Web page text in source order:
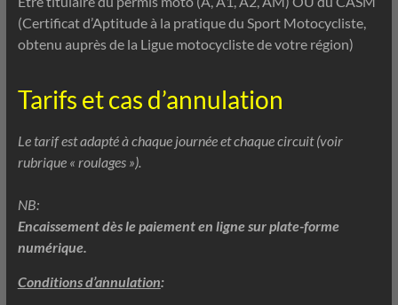
(Certificat d’Aptitude à la pratique du Sport Motocycliste,
obtenu auprès de la Ligue motocycliste de votre région)
Tarifs et cas d’annulation
Le tarif est adapté à chaque journée et chaque circuit (voir
rubrique « roulages »).
NB:
Encaissement dès le paiement en ligne sur plate-forme
numérique.
Conditions d’annulation: